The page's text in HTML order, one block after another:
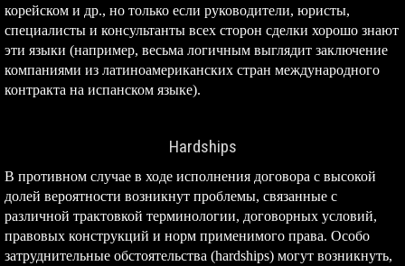
корейском и др., но только если руководители, юристы,
специалисты и консультанты всех сторон сделки хорошо знают
эти языки (например, весьма логичным выглядит заключение
компаниями из латиноамериканских стран международного
контракта на испанском языке).
Hardships
В противном случае в ходе исполнения договора с высокой
долей вероятности возникнут проблемы, связанные с
различной трактовкой терминологии, договорных условий,
правовых конструкций и норм применимого права. Особо
затруднительные обстоятельства (hardships) могут возникнуть,